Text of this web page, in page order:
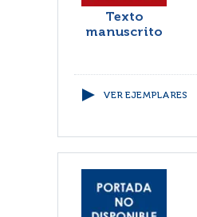
Texto
manuscrito
VER EJEMPLARES